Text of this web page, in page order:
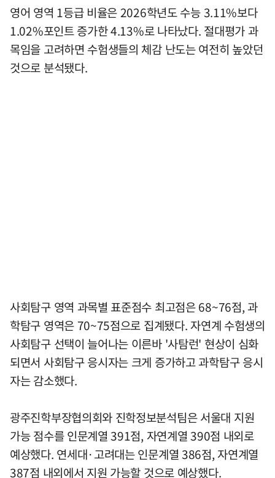
영어 영역 1등급 비율은 2026학년도 수능 3.11%보다
1.02%포인트 증가한 4.13%로 나타났다. 절대평가 과
목임을 고려하면 수험생들의 체감 난도는 여전히 높았던
것으로 분석됐다.
사회탐구 영역 과목별 표준점수 최고점은 68~76점, 과
학탐구 영역은 70~75점으로 집계됐다. 자연계 수험생의
사회탐구 선택이 늘어나는 이른바 '사탐런' 현상이 심화
되면서 사회탐구 응시자는 크게 증가하고 과학탐구 응시
자는 감소했다.
광주진학부장협의회와 진학정보분석팀은 서울대 지원
가능 점수를 인문계열 391점, 자연계열 390점 내외로
예상했다. 연세대·고려대는 인문계열 386점, 자연계열
387점 내외에서 지원 가능할 것으로 예상했다.